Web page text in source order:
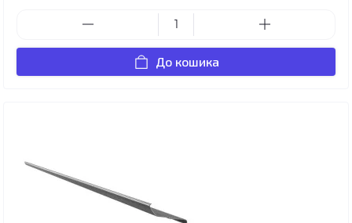
До кошика